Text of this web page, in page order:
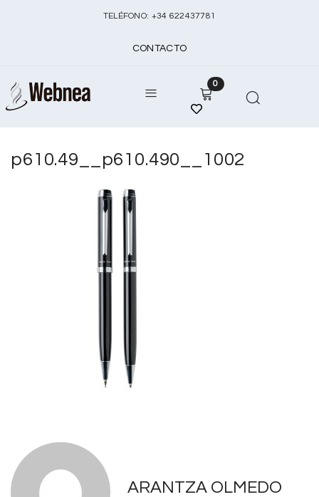
TELÉFONO: +34 622437781
CONTACTO
0
p610.49__p610.490__1002
ARANTZA OLMEDO